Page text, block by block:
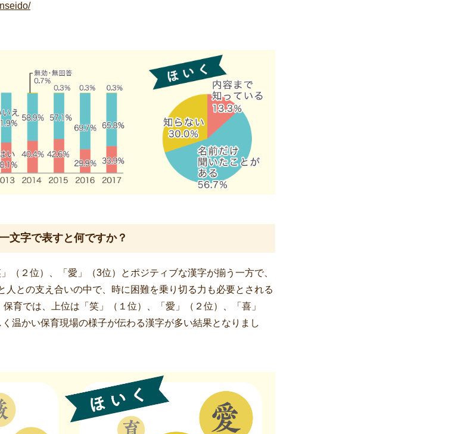
文字で表すと何ですか？
（２位）、「愛」（3位）とポジティブな漢字が揃う一方で、
人との支え合いの中で、時に困難を乗り切る力も必要とされる
育では、上位は「笑」（１位）、「愛」（２位）、「喜」
く温かい保育現場の様子が伝わる漢字が多い結果となりまし